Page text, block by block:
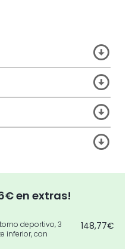
en extras!
deportivo, 3
inferior, con
148,77€